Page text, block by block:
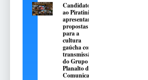
Candidatos
ao Piratini
apresentarão
propostas
para a
cultura
gaúcha com
transmissão
do Grupo
Planalto de
Comunicação